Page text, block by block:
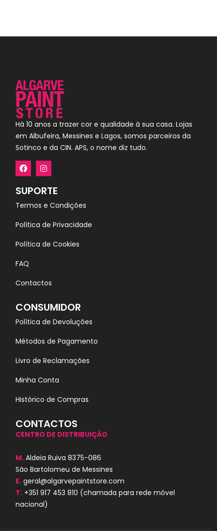
Há 10 anos a trazer cor e qualidade à sua casa. Lojas
em Albufeira, Messines e Lagos, somos parceiros da
Sotinco e da CIN. APS, o nome diz tudo.
SUPORTE
Termos e Condições
Política de Privacidade
Política de Cookies
FAQ
Contactos
CONSUMIDOR
Política de Devoluções
Métodos de Pagamento
Livro de Reclamações
Minha Conta
Histórico de Compras
CONTACTOS
CENTRO DE DISTRIBUIÇÃO
M. Aldeia Ruiva 8375-086
São Bartolomeu de Messines
E. geral@algarvepaintstore.com
T. +351 917 453 810 (chamada para rede móvel
nacional)